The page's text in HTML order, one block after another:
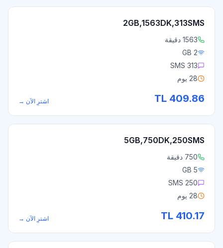
2GB,1563DK,313SMS
1563 دقيقة
2 GB
313 SMS
28 يوم
409.86 اشترِ الآن →
5GB,750DK,250SMS
750 دقيقة
5 GB
250 SMS
28 يوم
410.17 اشترِ الآن →